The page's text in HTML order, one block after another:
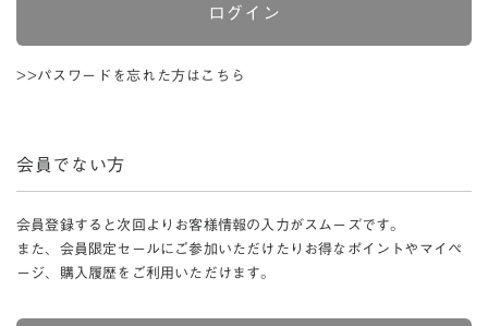
ログイン
>>パスワードを忘れた方はこちら
会員でない方
会員登録すると次回よりお客様情報の入力がスムーズです。
また、会員限定セールにご参加いただけたりお得なポイントやマイペ
ージ、購入履歴をご利用いただけます。